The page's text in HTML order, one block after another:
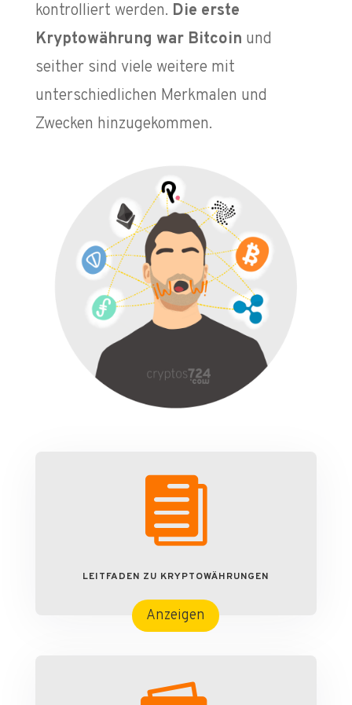
kontrolliert werden. Die erste
Kryptowährung war Bitcoin und
seither sind viele weitere mit
unterschiedlichen Merkmalen und
Zwecken hinzugekommen.

LEITFADEN ZU KRYPTOWÄHRUNGEN
Anzeigen